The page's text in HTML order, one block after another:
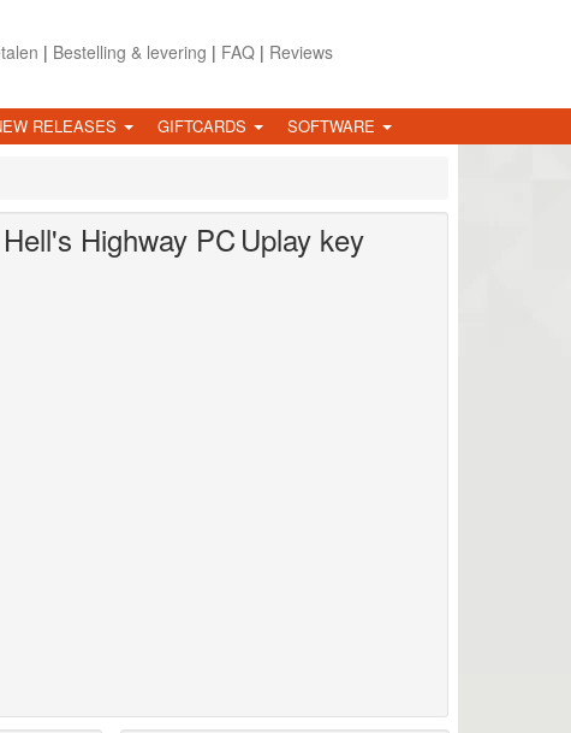
| Bestelling & levering | FAQ| Reviews
RELEASES GIFTCARDS SOFTWARE
Highway PC Uplay key